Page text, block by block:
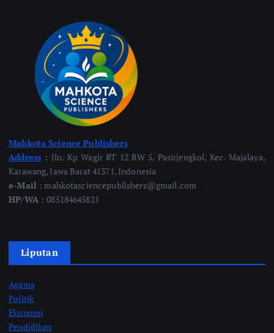
Mahkota Science Publishers
Address : Jln. Kp Wagir RT 12 RW 5, Pasirjengkol, Kec. Majalaya,
Karawang, Jawa Barat 41371, Indonesia
e-Mail : mahkotasciencepublishers@gmail.com
HP/WA :085184645821
Liputan
Agama
Politik
Ekonomi
Pendidikan